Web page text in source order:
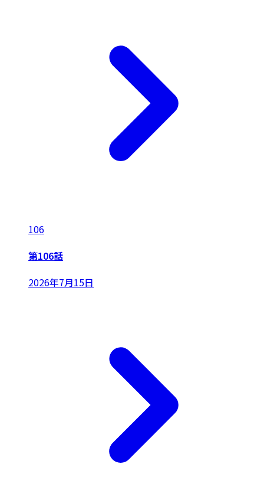
106
第106話
2026年7月15日